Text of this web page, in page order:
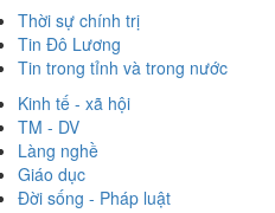
Thời sự chính trị
Tin Đô Lương
Tin trong tỉnh và trong nước
Kinh tế - xã hội
TM - DV
Làng nghề
Giáo dục
Đời sống - Pháp luật